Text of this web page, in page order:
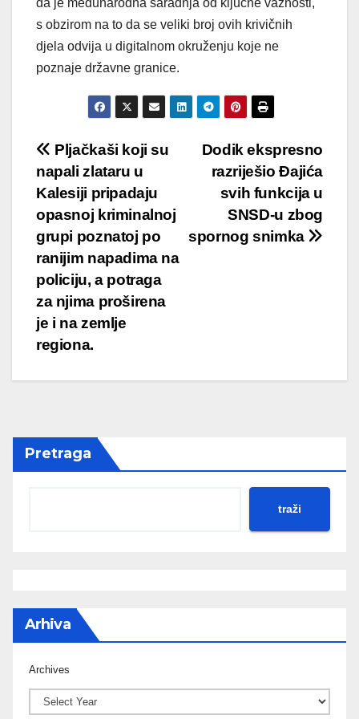
s obzirom na to da se veliki broj ovih krivičnih
djela odvija u digitalnom okruženju koje ne
poznaje državne granice.
Post
navigation
Dodik ekspresno
razriješio Đajića
svih funkcija u
SNSD-u zbog
spornog snimka
Pljačkaši koji su
napali zlataru u
Kalesiji pripadaju
opasnoj kriminalnoj
grupi poznatoj po
ranijim napadima na
policiju, a potraga
za njima proširena
je i na zemlje
regiona.
Pretraga
traži
Arhiva
Archives